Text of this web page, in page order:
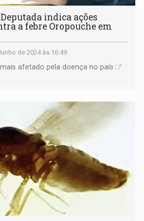
Deputada indica ações
a febre Oropouche em
de 2024 às 16:49
afetado pela doença no país